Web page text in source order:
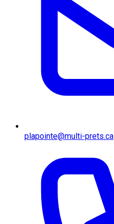
plapointe@multi-prets.ca